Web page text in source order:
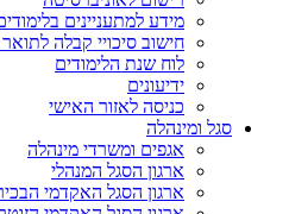
מידע למתעניינים
חישוב סיכויי קבלה
לוח שנת הלימודים
ידיעונים
כניסה לאזור האישי
סגל ומינהלה
אגפים ומשרדי מינהלה
ארגון הסגל המנהלי
ארגון הסגל האקדמי